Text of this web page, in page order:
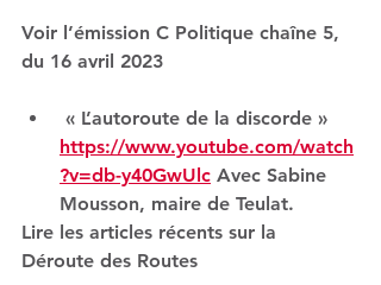
Voir l’émission C Politique chaîne 5,
du 16 avril 2023
« L’autoroute de la discorde »
https://www.youtube.com/watch
?v=db-y40GwUlc Avec Sabine
Mousson, maire de Teulat.
Lire les articles récents sur la
Déroute des Routes